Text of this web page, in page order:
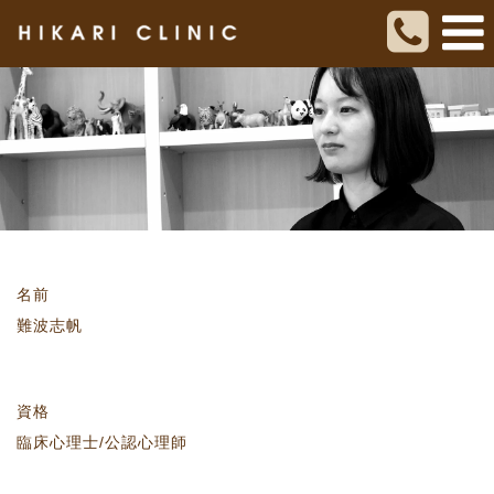
名前
難波志帆
資格
臨床心理士/公認心理師